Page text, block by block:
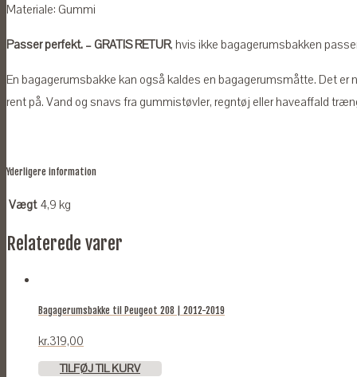
Materiale: Gummi
Passer perfekt. – GRATIS RETUR, hvis ikke bagagerumsbakken
En bagagerumsbakke kan også kaldes en bagagerumsmåtte. Det
rent på. Vand og snavs fra gummistøvler, regntøj eller haveaffald
Yderligere information
Vægt 4,9 kg
Relaterede varer
Bagagerumsbakke til Peugeot 208 | 2012-2019
kr.319,00
TILFØJ TIL KURV